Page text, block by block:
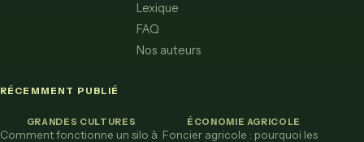
Lexique
FAQ
Nos auteurs
RÉCEMMENT PUBLIÉ
GRANDES CULTURES
Comment fonctionne un silo à
ÉCONOMIE AGRICOLE
Foncier agricole : pourquoi les